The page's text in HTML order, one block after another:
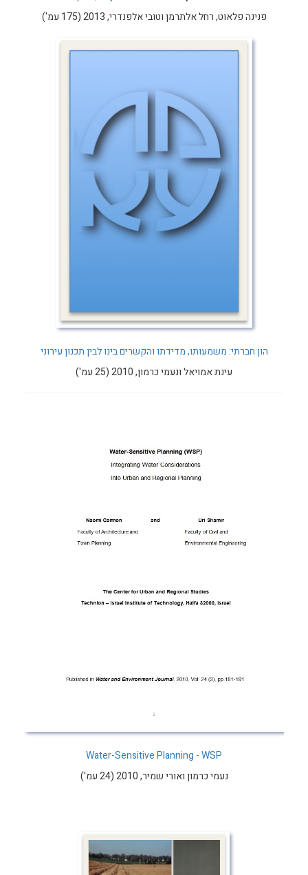
פנינה פלאוט, רחל אלתרמן וטובי אלפנדרי, 2013 (175 עמ')
הון חברתי: משמעותו, מדידתו והקשרים בינו לבין תכנון עירוני
עינת אמויאל ונעמי כרמון, 2010 (25 עמ')
Water-Sensitive Planning - WSP
נעמי כרמון ואורי שמיר, 2010 (24 עמ')